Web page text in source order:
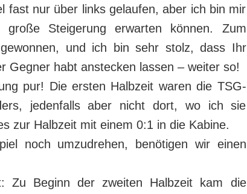
fast nur über links gelaufen, aber ich bin mir
Steigerung erwarten können. Zum
und ich bin sehr stolz, dass Ihr
Gegner habt anstecken lassen – weiter so!
pur! Die ersten Halbzeit waren die TSG-
jedenfalls aber nicht dort, wo ich sie
zur Halbzeit mit einem 0:1 in die Kabine.
noch umzudrehen, benötigen wir einen
Zu Beginn der zweiten Halbzeit kam die